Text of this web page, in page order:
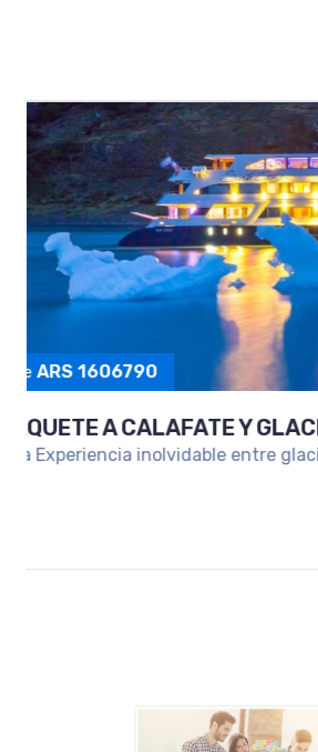
Desde ARS 1036720
ESCAPADA A SAN
Un viaje ideal para